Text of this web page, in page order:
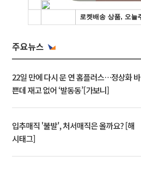
주요뉴스
22일 만에 다시 문 연 홈플러스…정상화 바
쁜데 재고 없어 ‘발동동’[가보니]
입추매직 '불발', 처서매직은 올까요? [해
시태그]